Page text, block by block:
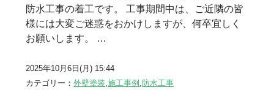
防水工事の着工です。 工事期間中は、ご近隣の皆
様には大変ご迷惑をおかけしますが、何卒宜しく
お願いします。 …
2025年10月6日(月) 15:44
カテゴリー：外壁塗装,施工事例 ,防水工事